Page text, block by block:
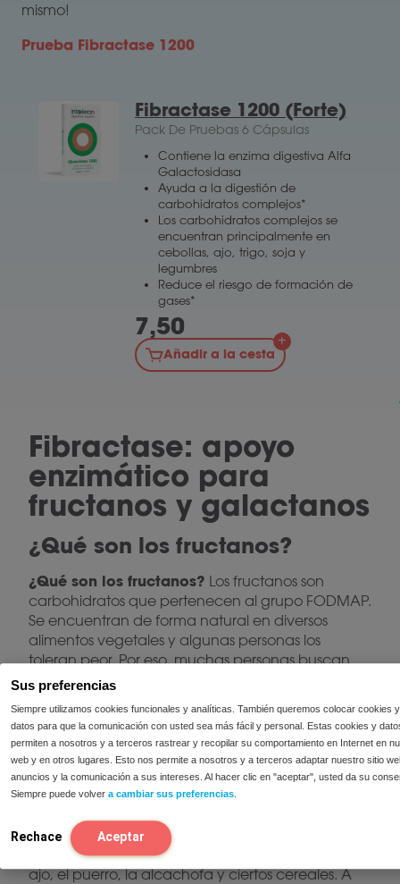
Sus preferencias
Siempre utilizamos cookies funcionales y analíticas. También queremos colocar cookies
datos para que la comunicación con usted sea más fácil y personal. Estas cookies y
permiten a nosotros y a terceros rastrear y recopilar su comportamiento en Internet en
web y en otros lugares. Esto nos permite a nosotros y a terceros adaptar nuestro sitio
anuncios y la comunicación a sus intereses. Al hacer clic en "aceptar", usted da su
Siempre puede volver a cambiar sus preferencias
Rechace Aceptar
mismo!
Prueba Fibractase 1200
Fibractase 1200 (Forte)
Pack De Pruebas 6 Cápsulas
Contiene la enzima digestiva Alfa
Galactosidasa
Ayuda a la digestión de
carbohidratos complejos*
Los carbohidratos complejos se
encuentran principalmente en
cebollas, ajo, trigo, soja y
legumbres
Reduce el riesgo de formación de
gases*
7,50
Añadir a la cesta
Fibractase: apoyo
enzimático para
fructanos y galactanos
¿Qué son los fructanos?
¿Qué son los fructanos? Los fructanos son
carbohidratos que pertenecen al grupo FODMAP.
Se encuentran de forma natural en diversos
alimentos vegetales y algunas personas los
toleran peor. Por eso, muchas personas buscan
información sobre
, sobre todo cuando quieren
elaborar su dieta de forma más consciente.
¿En qué alimentos se
encuentran los fructanos?
se encuentran los fructanos?
encuentran, entre otros, en el trigo, la cebolla, el
ajo, el puerro, la alcachofa y ciertos cereales. A